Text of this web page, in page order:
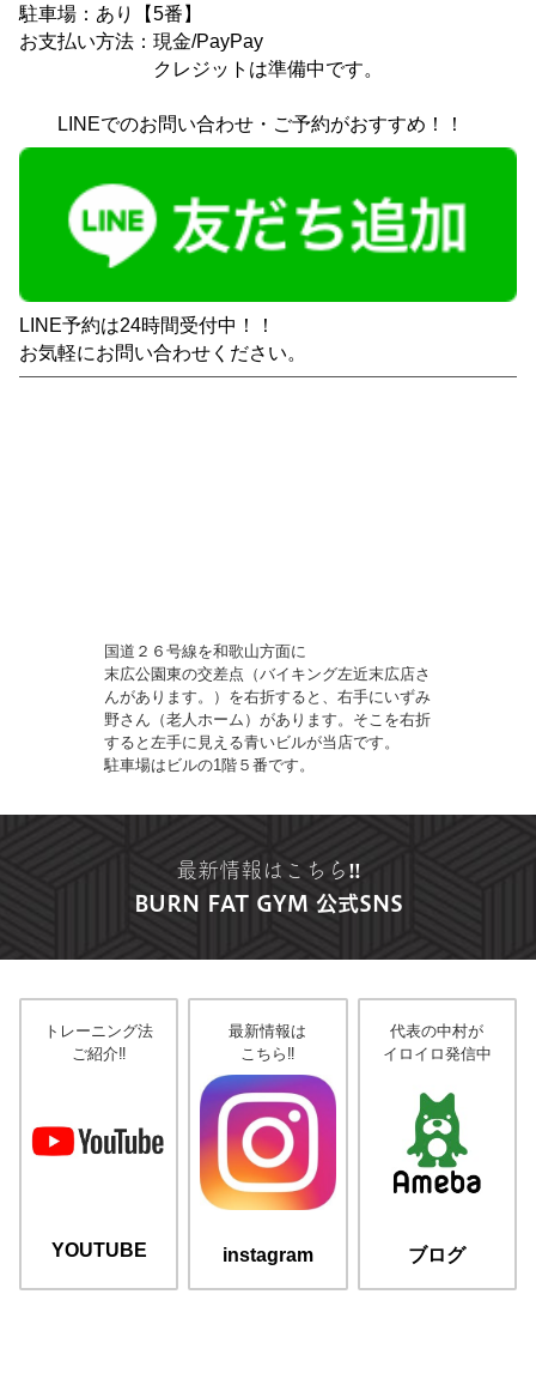
駐車場：あり【5番】
お支払い方法：現金/PayPay
クレジットは準備中です。
LINEでのお問い合わせ・ご予約がおすすめ！！
LINE予約は24時間受付中！！
お気軽にお問い合わせください。
国道２６号線を和歌山方面に
末広公園東の交差点（バイキング左近末広店さ
んがあります。）を右折すると、右手にいずみ
野さん（老人ホーム）があります。そこを右折
すると左手に見える青いビルが当店です。
駐車場はビルの1階５番です。
最新情報はこちら‼︎
BURN FAT GYM 公式SNS
トレーニング法
ご紹介‼︎
YOUTUBE
最新情報は
こちら‼︎
instagram
代表の中村が
イロイロ発信中
ブログ